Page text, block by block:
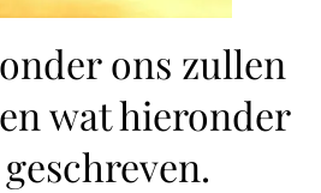
ons zullen
wat hieronder